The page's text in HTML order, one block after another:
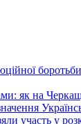
як на
участь у